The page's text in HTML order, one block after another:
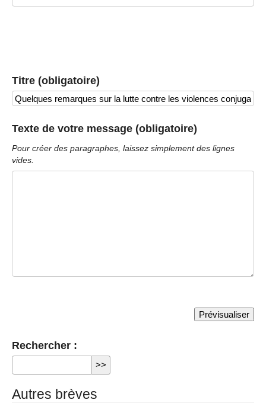
Titre (obligatoire)
Texte de votre message (obligatoire)
Pour créer des paragraphes, laissez simplement des lignes
vides.
Rechercher :
Autres brèves